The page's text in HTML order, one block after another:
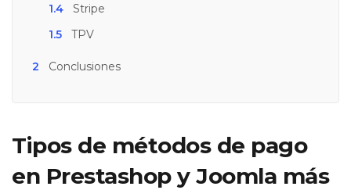
1.4
Stripe
1.5
TPV
2 Conclusiones
Tipos de métodos de pago
en Prestashop y Joomla más